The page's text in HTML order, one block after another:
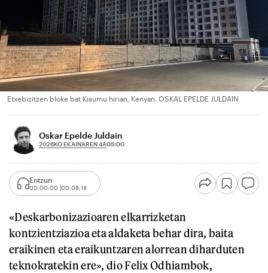
Etxebizitzen bloke bat Kisumu hirian, Kenyan. OSKAL EPELDE JULDAIN
Oskar Epelde Juldain
2026KO EKAINAREN 4A05:00
Entzun
00:00:00 00:08:18
«Deskarbonizazioaren elkarrizketan
kontzientziazioa eta aldaketa behar dira, baita
eraikinen eta eraikuntzaren alorrean diharduten
teknokratekin ere», dio Felix Odhiambok,